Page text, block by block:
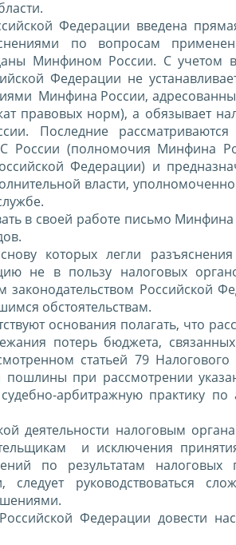
Федерации введена
по вопросам
Минфином России. С учетом
Федерации не
Минфина России,
правовых норм), а обязывает
Последние
России (полномочия Минфина
Федерации) и
власти,
в своей работе письмо
которых легли
не в пользу налоговых
Российской
обстоятельствам.
основания полагать, что
потерь бюджета,
статьей 79
пошлины при рассмотрении
арбитражную практику
деятельности налоговым
и исключения
по результатам
следует руководствоваться
Федерации довести